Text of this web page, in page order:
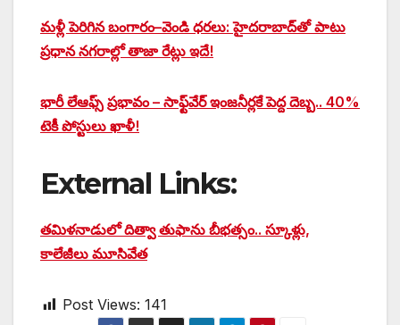
మళ్లీ పెరిగిన బంగారం–వెండి ధరలు: హైదరాబాద్‌తో పాటు
ప్రధాన నగరాల్లో తాజా రేట్లు ఇదే!
భారీ లేఆఫ్స్‌ ప్రభావం – సాఫ్ట్‌వేర్ ఇంజనీర్లకే పెద్ద దెబ్బ.. 40%
టెకీ పోస్టులు ఖాళీ!
External Links:
తమిళనాడులో దిత్వా తుఫాను బీభత్సం.. స్కూళ్లు,
కాలేజీలు మూసివేత
Post Views: 141